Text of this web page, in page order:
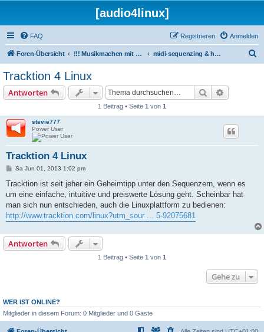
[audio4linux]
FAQ Anmelden
Registrieren
Foren-Übersicht !!! Musikmachen mit Linux !!! midi-sequenzing & harddiskrecording mit linux
Tracktion 4 Linux
Antworten Suche
1 Beitrag • Seite 1 von 1
stevie777
Power User
Tracktion 4 Linux
B
i
r
a
Sa Jun 01, 2013 1:02 pm
Tracktion ist seit jeher ein Geheimtipp unter den Sequenzern, wenn es
um eine einfache, intuitive und preiswerte Lösung geht. Scheinbar hat
man sich nun entschieden, auch die Linuxplattform zu bedienen:
http://www.tracktion.com/linux?utm_sour ... 5-92075681
Antworten
1 Beitrag • Seite 1 von 1
Gehe zu
WER IST ONLINE?
Mitglieder in diesem Forum: 0 Mitglieder und 0 Gäste